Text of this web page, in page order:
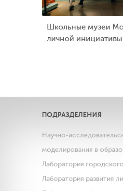
Школьные музеи
личной инициативы
ПОДРАЗДЕЛЕНИЯ
Научно-
моделирования в
Лаборатория
Лаборатория развития